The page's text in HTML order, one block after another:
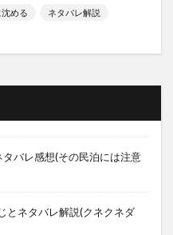
める
ネタバレ解説
バレ感想(その民泊には注意
とネタバレ解説(クネクネダ